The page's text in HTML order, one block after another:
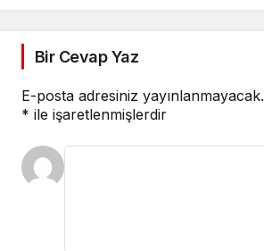
Bir Cevap Yaz
E-posta adresiniz yayınlanmayacak.
* ile işaretlenmişlerdir